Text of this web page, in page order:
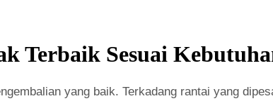
Terbaik Sesuai
yang baik. Terkadang rantai yang